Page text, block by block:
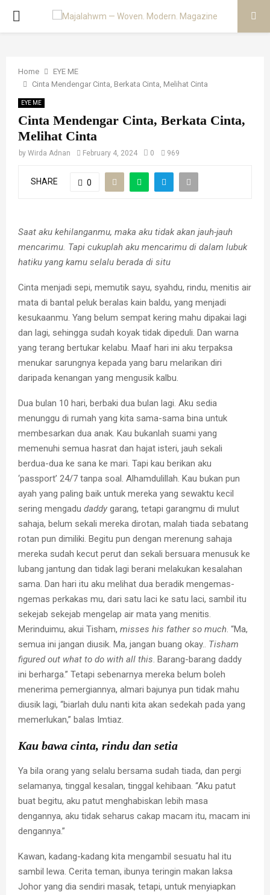
PRIMARY
Home
EYE ME
Cinta Mendengar Cinta, Berkata Cinta, Melihat Cinta
EYE ME
Cinta Mendengar Cinta, Berkata Cinta,
Melihat Cinta
by Wirda Adnan February 4, 2024 0 969
SHARE 0
Saat aku kehilanganmu, maka aku tidak akan jauh-jauh
mencarimu. Tapi cukuplah aku mencarimu di dalam lubuk
hatiku yang kamu selalu berada di situ
Cinta menjadi sepi, memutik sayu, syahdu, rindu, menitis air
mata di bantal peluk beralas kain baldu, yang menjadi
kesukaanmu. Yang belum sempat kering mahu dipakai lagi
dan lagi, sehingga sudah koyak tidak dipeduli. Dan warna
yang terang bertukar kelabu. Maaf hari ini aku terpaksa
menukar sarungnya kepada yang baru melarikan diri
daripada kenangan yang mengusik kalbu.
Dua bulan 10 hari, berbaki dua bulan lagi. Aku sedia
menunggu di rumah yang kita sama-sama bina untuk
membesarkan dua anak. Kau bukanlah suami yang
memenuhi semua hasrat dan hajat isteri, jauh sekali
berdua-dua ke sana ke mari. Tapi kau berikan aku
‘passport’ 24/7 tanpa soal. Alhamdulillah. Kau bukan pun
ayah yang paling baik untuk mereka yang sewaktu kecil
sering mengadu daddy garang, tetapi garangmu di mulut
sahaja, belum sekali mereka dirotan, malah tiada sebatang
rotan pun dimiliki. Begitu pun dengan merenung sahaja
mereka sudah kecut perut dan sekali bersuara menusuk ke
lubang jantung dan tidak lagi berani melakukan kesalahan
sama. Dan hari itu aku melihat dua beradik mengemas-
ngemas perkakas mu, dari satu laci ke satu laci, sambil itu
sekejab sekejab mengelap air mata yang menitis.
Merinduimu, akui Tisham, misses his father so much . “Ma,
semua ini jangan diusik. Ma, jangan buang okay.. Tisham
figured out what to do with all this . Barang-barang daddy
ini berharga.” Tetapi sebenarnya mereka belum boleh
menerima pemergiannya, almari bajunya pun tidak mahu
diusik lagi, “biarlah dulu nanti kita akan sedekah pada yang
memerlukan,” balas Imtiaz.
Kau bawa cinta, rindu dan setia
Ya bila orang yang selalu bersama sudah tiada, dan pergi
selamanya, tinggal kesalan, tinggal kehibaan. “Aku patut
buat begitu, aku patut menghabiskan lebih masa
dengannya, aku tidak seharus cakap macam itu, macam ini
dengannya.”
Kawan, kadang-kadang kita mengambil sesuatu hal itu
sambil lewa. Cerita teman, ibunya teringin makan laksa
Johor yang dia sendiri masak, tetapi, untuk menyiapkan